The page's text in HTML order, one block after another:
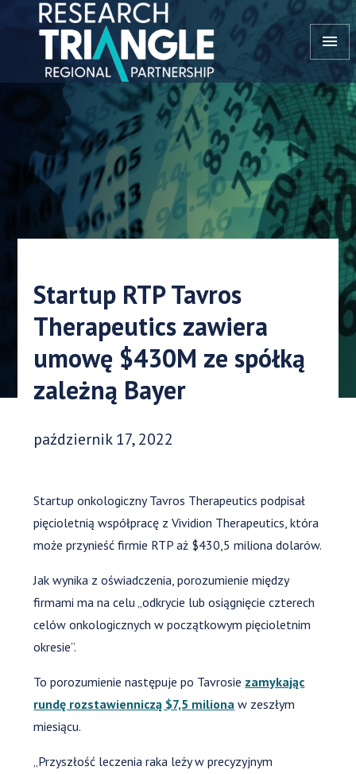
Przejdź do treści
menu
Startup RTP Tavros
Therapeutics zawiera
umowę $430M ze spółką
zależną Bayer
Data opublikowania:
październik 17, 2022
Startup onkologiczny Tavros Therapeutics podpisał
pięcioletnią współpracę z Vividion Therapeutics, która
może przynieść firmie RTP aż $430,5 miliona dolarów.
Jak wynika z oświadczenia, porozumienie między
firmami ma na celu „odkrycie lub osiągnięcie czterech
celów onkologicznych w początkowym pięcioletnim
okresie”.
To porozumienie następuje po Tavrosie zamykając
rundę rozstawienniczą $7,5 miliona w zeszłym
miesiącu.
„Przyszłość leczenia raka leży w precyzyjnym